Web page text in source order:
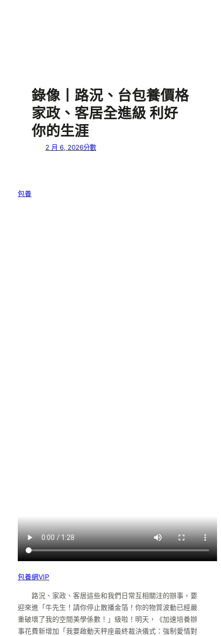
錄像丨路況、台包養價格
家政、客居全進級 利好
你的生涯
2 月 6, 2026分數
包養
包養網VIP
路況、家政、客居這些和我們日常互相關注的辦事，要
迎來進「牛先生！請你停止散播金箔！你的物質波動已經嚴
重破壞了我的空間美學係數！」級啦！明天，《加速培養辦
事花費新增加「我要啟動天秤座最終裁決儀式：強制愛情對